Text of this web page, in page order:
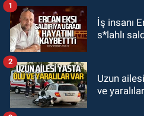
10:51Bülent Ecevit Üniversitesi'ne
45
10:00Dışarıdakiler: Bir Zamanlar
İş insanı
s*lahlı
1
Uzun
ve
2